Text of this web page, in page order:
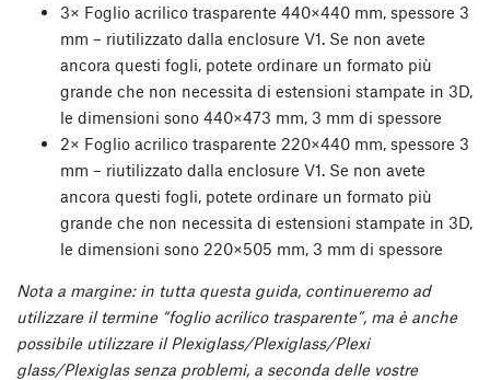
3× Foglio acrilico trasparente 440×440 mm, spessore 3
mm – riutilizzato dalla enclosure V1. Se non avete
ancora questi fogli, potete ordinare un formato più
grande che non necessita di estensioni stampate in 3D,
le dimensioni sono 440×473 mm, 3 mm di spessore
2× Foglio acrilico trasparente 220×440 mm, spessore 3
mm – riutilizzato dalla enclosure V1. Se non avete
ancora questi fogli, potete ordinare un formato più
grande che non necessita di estensioni stampate in 3D,
le dimensioni sono 220×505 mm, 3 mm di spessore
Nota a margine: in tutta questa guida, continueremo ad
utilizzare il termine “foglio acrilico trasparente”, ma è anche
possibile utilizzare il Plexiglass/Plexiglass/Plexi
glass/Plexiglas senza problemi, a seconda delle vostre